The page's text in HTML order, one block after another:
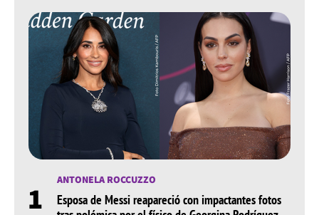
1 ANTONELA ROCCUZZO
Esposa de Messi reapareció con impactantes fotos